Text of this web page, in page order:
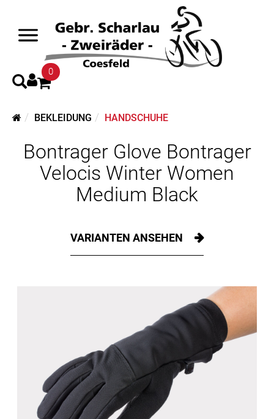
0
BEKLEIDUNG HANDSCHUHE
Bontrager Glove Bontrager
Velocis Winter Women
Medium Black
VARIANTEN ANSEHEN